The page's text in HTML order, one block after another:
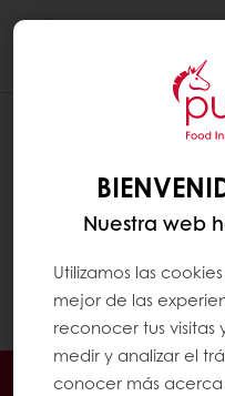
¿CÓMO Y
EL CHOCOLATE?
El chocolate debe
limpio, seco
60 %) y fresco (16-
solar directa y de
Nuestra web
Utilizamos las
mejor de las
reconocer tus
medir y analizar el
conocer más
Pedidos 24/7